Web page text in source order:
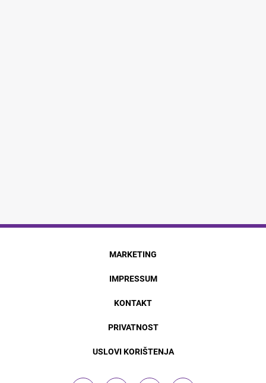
MARKETING
IMPRESSUM
KONTAKT
PRIVATNOST
USLOVI KORIŠTENJA